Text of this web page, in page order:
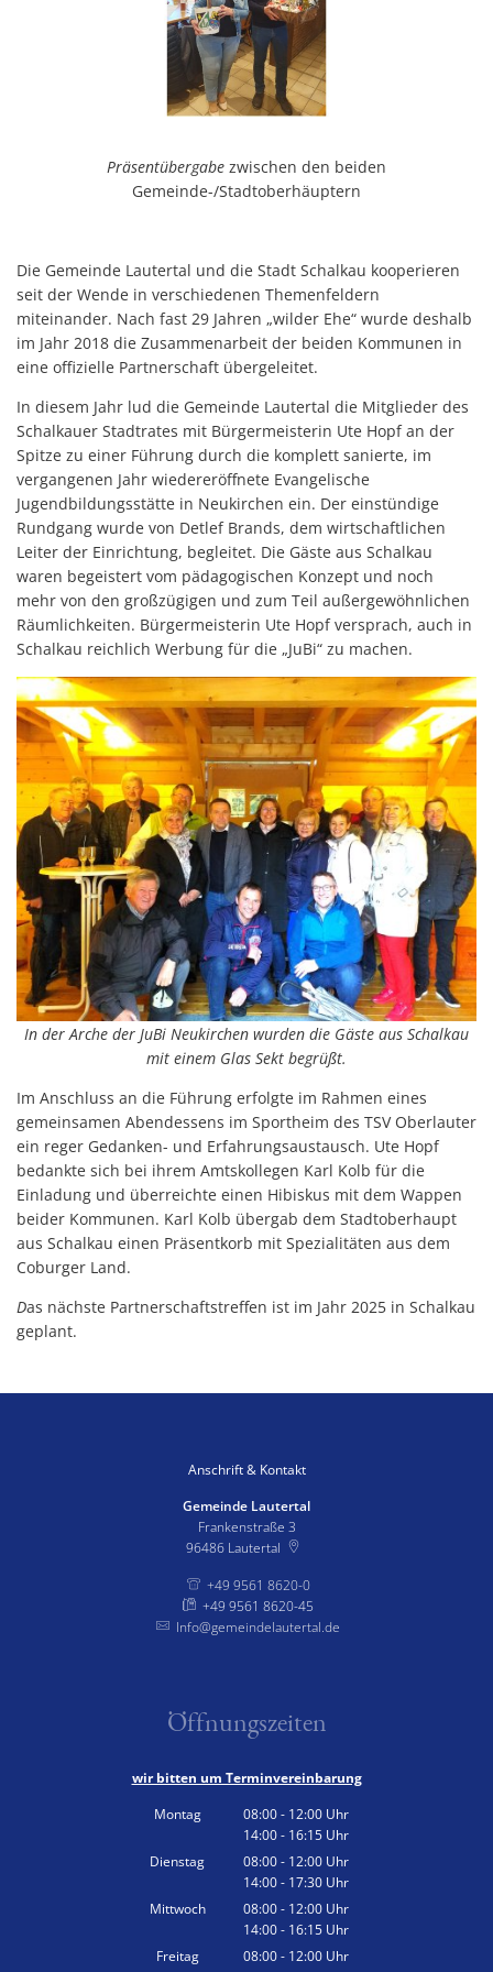
Kommunenfunk
Konsumverbot von Cannabis
Kommunalwahl 2026
Präsentübergabe zwischen den beiden
Gemeinde-/Stadtoberhäuptern
Die Gemeinde Lautertal und die Stadt Schalkau kooperieren
seit der Wende in verschiedenen Themenfeldern
miteinander. Nach fast 29 Jahren „wilder Ehe“ wurde deshalb
im Jahr 2018 die Zusammenarbeit der beiden Kommunen in
eine offizielle Partnerschaft übergeleitet.
In diesem Jahr lud die Gemeinde Lautertal die Mitglieder des
Schalkauer Stadtrates mit Bürgermeisterin Ute Hopf an der
Spitze zu einer Führung durch die komplett sanierte, im
vergangenen Jahr wiedereröffnete Evangelische
Jugendbildungsstätte in Neukirchen ein. Der einstündige
Rundgang wurde von Detlef Brands, dem wirtschaftlichen
Leiter der Einrichtung, begleitet. Die Gäste aus Schalkau
waren begeistert vom pädagogischen Konzept und noch
mehr von den großzügigen und zum Teil außergewöhnlichen
Räumlichkeiten. Bürgermeisterin Ute Hopf versprach, auch in
Schalkau reichlich Werbung für die „JuBi“ zu machen.
In der Arche der JuBi Neukirchen wurden die Gäste aus Schalkau
mit einem Glas Sekt begrüßt.
Im Anschluss an die Führung erfolgte im Rahmen eines
gemeinsamen Abendessens im Sportheim des TSV Oberlauter
ein reger Gedanken- und Erfahrungsaustausch. Ute Hopf
bedankte sich bei ihrem Amtskollegen Karl Kolb für die
Einladung und überreichte einen Hibiskus mit dem Wappen
beider Kommunen. Karl Kolb übergab dem Stadtoberhaupt
aus Schalkau einen Präsentkorb mit Spezialitäten aus dem
Coburger Land.
Das nächste Partnerschaftstreffen ist im Jahr 2025 in Schalkau
geplant.
Anschrift & Kontakt
Gemeinde Lautertal
Frankenstraße 3
96486 Lautertal
+49 9561 8620-0
+49 9561 8620-45
Info@gemeindelautertal.de
Öffnungszeiten
wir bitten um Terminvereinbarung
Montag
08:00- 12:00 Uhr
Von 08:00 bis 12:00 Uhr
14:00- 16:15 Uhr
Von 14:00 bis 16:15 Uhr
Dienstag 08:00- 12:00 Uhr
Von 08:00 bis 12:00 Uhr
14:00- 17:30 Uhr
Von 14:00 bis 17:30 Uhr
Mittwoch 08:00- 12:00 Uhr
Von 08:00 bis 12:00 Uhr
14:00- 16:15 Uhr
Von 14:00 bis 16:15 Uhr
Freitag 08:00- 12:00 Uhr